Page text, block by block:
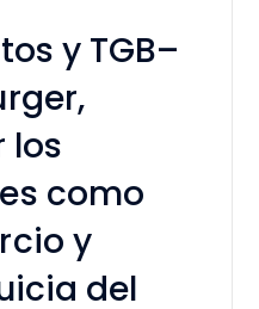
y TGB–
los
como
y
del